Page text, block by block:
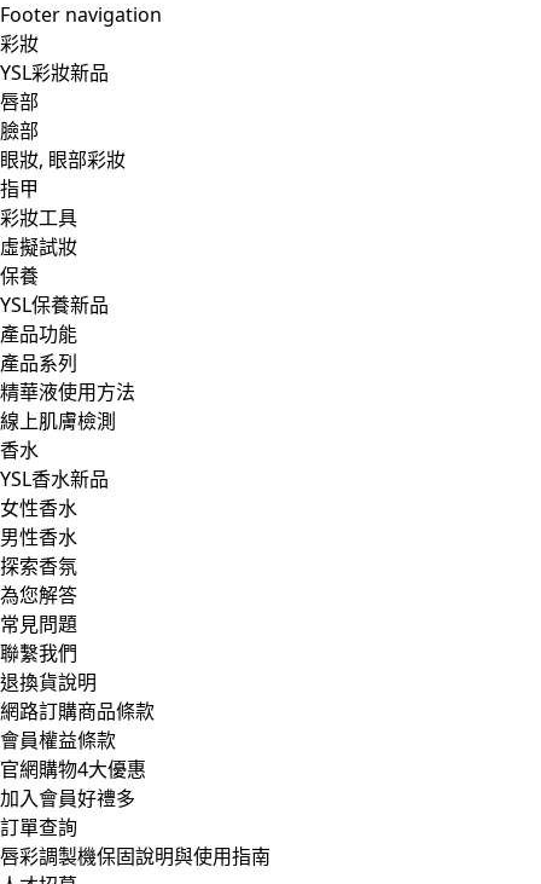
Footer navigation
彩妝
YSL彩妝新品
唇部
臉部
眼妝, 眼部彩妝
指甲
彩妝工具
虛擬試妝
保養
YSL保養新品
產品功能
產品系列
精華液使用方法
線上肌膚檢測
香水
YSL香水新品
女性香水
男性香水
探索香氛
為您解答
常見問題
聯繫我們
退換貨說明
網路訂購商品條款
會員權益條款
官網購物4大優惠
加入會員好禮多
訂單查詢
唇彩調製機保固說明與使用指南